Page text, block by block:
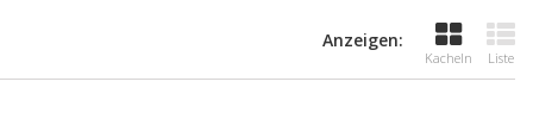
Anzeigen:
Kacheln Liste